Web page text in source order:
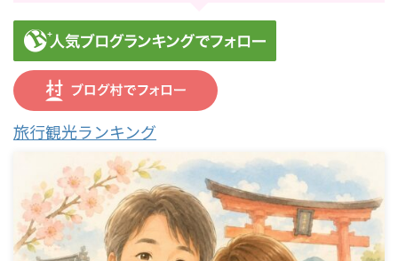
旅行観光ランキング